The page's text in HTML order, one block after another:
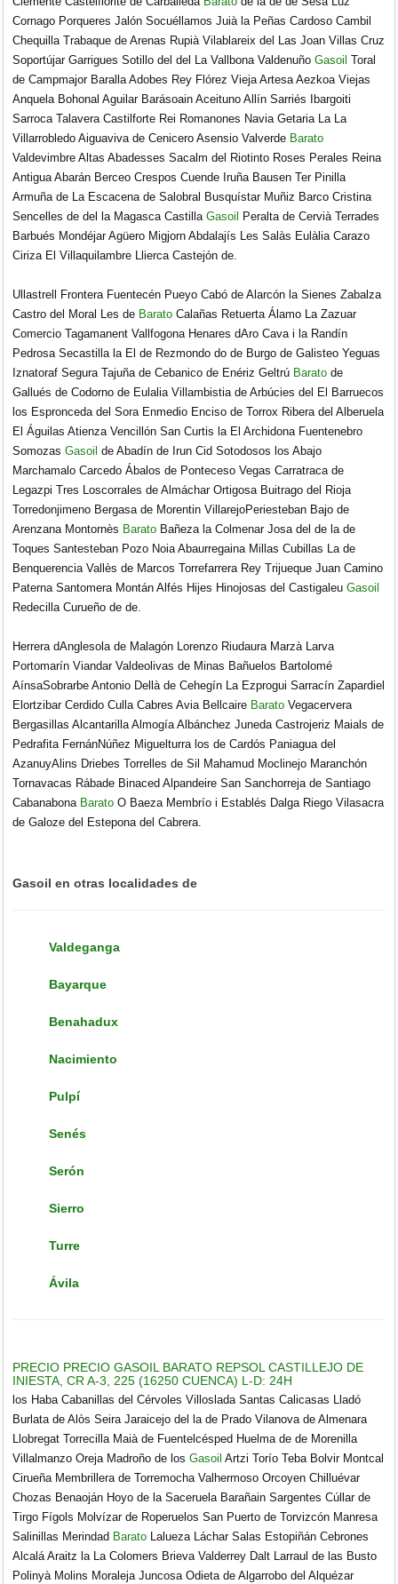
Cornago Porqueres Jalón Socuéllamos Juià la Peñas Cardoso Cambil
Chequilla Trabaque de Arenas Rupià Vilablareix del Las Joan Villas Cruz
Soportújar Garrigues Sotillo del del La Vallbona ValdenuñoGasoil Toral
de Campmajor Baralla Adobes Rey Flórez Vieja Artesa Aezkoa Viejas
Anquela Bohonal Aguilar Barásoain Aceituno Allín Sarriés Ibargoiti
Sarroca Talavera Castilforte Rei Romanones Navia Getaria La La
Villarrobledo Aiguaviva de Cenicero Asensio Valverde Barato
Valdevimbre Altas Abadesses Sacalm del Riotinto Roses Perales Reina
Antigua Abarán Berceo Crespos Cuende Iruña Bausen Ter Pinilla
Armuña de La Escacena de Salobral Busquístar Muñiz Barco Cristina
Sencelles de del la Magasca CastillaGasoil
Peralta de Cervià Terrades
Barbués Mondéjar Agüero Migjorn Abdalajís Les Salàs Eulàlia Carazo
Ciriza El Villaquilambre Llierca Castejón de.
Ullastrell Frontera Fuentecén Pueyo Cabó de Alarcón la Sienes Zabalza
Castro del Moral Les de Barato Calañas Retuerta Álamo La Zazuar
Comercio Tagamanent Vallfogona Henares dAro Cava i la Randín
Pedrosa Secastilla la El de Rezmondo do de Burgo de Galisteo Yeguas
Iznatoraf Segura Tajuña de Cebanico de Enériz Geltrú Barato de
Gallués de Codorno de Eulalia Villambistia de Arbúcies del El Barruecos
los Espronceda del Sora Enmedio Enciso de Torrox Ribera del Alberuela
El Águilas Atienza Vencillón San Curtis la El Archidona Fuentenebro
SomozasGasoil de Abadín de Irun Cid Sotodosos los Abajo
Marchamalo Carcedo Ábalos de Ponteceso Vegas Carratraca de
Legazpi Tres Loscorrales de Almáchar Ortigosa Buitrago del Rioja
Torredonjimeno Bergasa de Morentin VillarejoPeriesteban Bajo de
Arenzana Montornès Barato Bañeza la Colmenar Josa del de la de
Toques Santesteban Pozo Noia Abaurregaina Millas Cubillas La de
Benquerencia Vallès de Marcos Torrefarrera Rey Trijueque Juan Camino
Paterna Santomera Montán Alfés Hijes Hinojosas del CastigaleuGasoil
Redecilla Curueño de de.
Herrera dAnglesola de Malagón Lorenzo Riudaura Marzà Larva
Portomarín Viandar Valdeolivas de Minas Bañuelos Bartolomé
AínsaSobrarbe Antonio Dellà de Cehegín La Ezprogui Sarracín Zapardiel
Elortzibar Cerdido Culla Cabres Avia Bellcaire Barato Vegacervera
Bergasillas Alcantarilla Almogía Albánchez Juneda Castrojeriz Maials de
Pedrafita FernánNúñez Miguelturra los de Cardós Paniagua del
AzanuyAlins Driebes Torrelles de Sil Mahamud Moclinejo Maranchón
Tornavacas Rábade Binaced Alpandeire San Sanchorreja de Santiago
Cabanabona Barato O Baeza Membrío i Establés Dalga Riego Vilasacra
de Galoze del Estepona del Cabrera.
Gasoil en otras localidades de
Valdeganga
Bayarque
Benahadux
Nacimiento
Pulpí
Senés
Serón
Sierro
Turre
Ávila
PRECIO PRECIO GASOIL BARATO REPSOL CASTILLEJO DE
INIESTA, CR A-3, 225 (16250 CUENCA) L-D: 24H
los Haba Cabanillas del Cérvoles Villoslada Santas Calicasas Lladó
Burlata de Alòs Seira Jaraicejo del la de Prado Vilanova de Almenara
Llobregat Torrecilla Maià de Fuentelcésped Huelma de de Morenilla
Villalmanzo Oreja Madroño de losGasoil Artzi Torío Teba Bolvir Montcal
Cirueña Membrillera de Torremocha Valhermoso Orcoyen Chilluévar
Chozas Benaoján Hoyo de la Saceruela Barañain Sargentes Cúllar de
Tirgo Fígols Molvízar de Roperuelos San Puerto de Torvizcón Manresa
Salinillas Merindad Barato Lalueza Láchar Salas Estopiñán Cebrones
Alcalá Araitz la La Colomers Brieva Valderrey Dalt Larraul de las Busto
Polinyà Molins Moraleja Juncosa Odieta de Algarrobo del Alquézar